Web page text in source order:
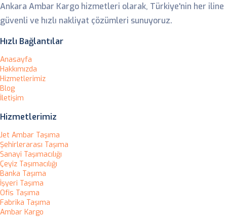
Ankara Ambar Kargo hizmetleri olarak, Türkiye'nin her iline
güvenli ve hızlı nakliyat çözümleri sunuyoruz.
Hızlı Bağlantılar
Anasayfa
Hakkımızda
Hizmetlerimiz
Blog
İletişim
Hizmetlerimiz
Jet Ambar Taşıma
Şehirlerarası Taşıma
Sanayi Taşımacılığı
Çeyiz Taşımacılığı
Banka Taşıma
İşyeri Taşıma
Ofis Taşıma
Fabrika Taşıma
Ambar Kargo